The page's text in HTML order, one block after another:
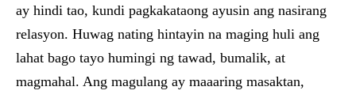
ay hindi tao, kundi pagkakataong ayusin ang nasirang
relasyon. Huwag nating hintayin na maging huli ang
lahat bago tayo humingi ng tawad, bumalik, at
magmahal. Ang magulang ay maaaring masaktan,